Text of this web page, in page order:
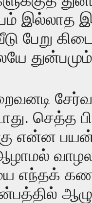
இல்லாத
பேறு
செத்த
என்ன
எந்தக்